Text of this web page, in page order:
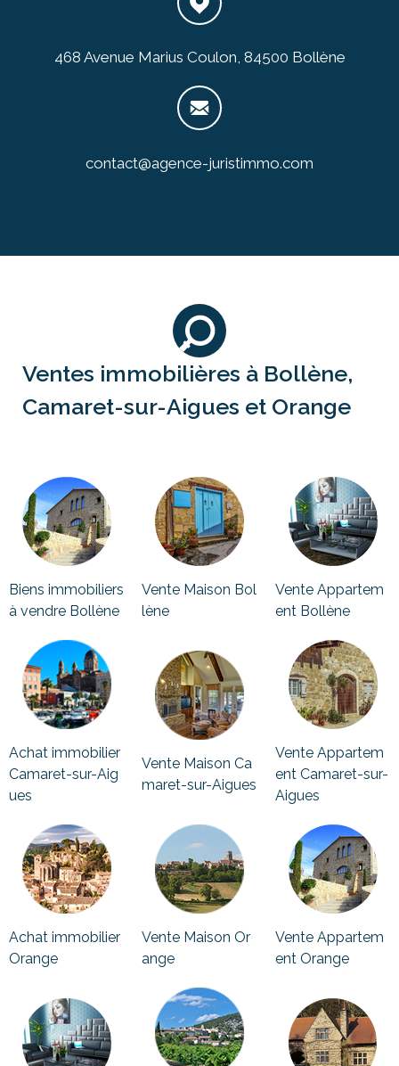
468 Avenue Marius Coulon, 84500 Bollène
contact@agence-juristimmo.com
Ventes immobilières à Bollène,
Camaret-sur-Aigues et Orange
Biens immobiliers
à vendre Bollène
Vente Maison Bol
lène
Vente Appartem
ent Bollène
Achat immobilier
Camaret-sur-Aig
ues
Vente Maison Ca
maret-sur-Aigues
Vente Appartem
ent Camaret-sur-
Aigues
Achat immobilier
Orange
Vente Maison Or
ange
Vente Appartem
ent Orange